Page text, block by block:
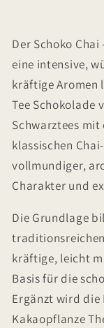
Der Schoko
eine intensive,
kräftige Aromen
Tee Schokolade
Schwarztees
klassischen
vollmundiger,
Charakter und
Die Grundlage
kräftige, leicht
Basis für die
Ergänzt wird die
Kakaopflanze